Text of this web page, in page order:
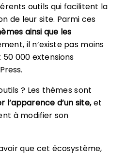
outils qui facilitent la
de leur site. Parmi ces
ainsi que les
il n’existe pas moins
000 extensions
? Les thèmes sont
l’apparence d’un site,et
à modifier son
que cet écosystème,